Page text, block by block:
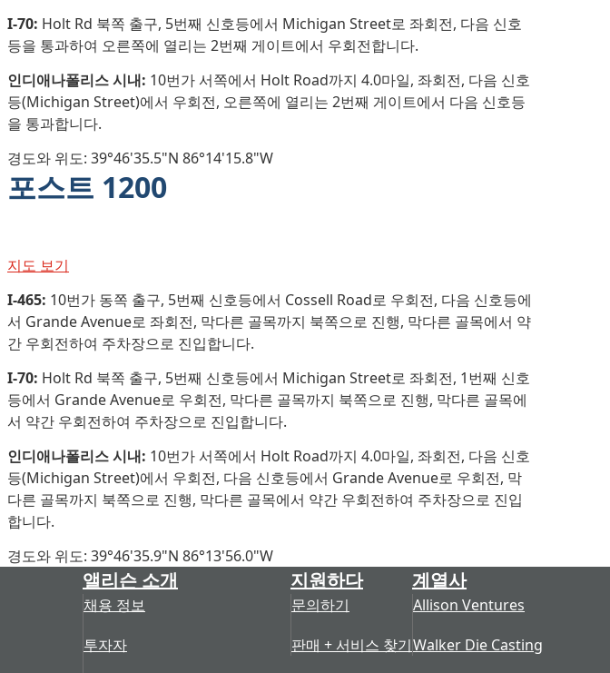
I-70: Holt Rd 북쪽 출구, 5번째 신호등에서 Michigan Street로 좌회전, 다음 신호
등을 통과하여 오른쪽에 열리는 2번째 게이트에서 우회전합니다.
인디애나폴리스 시내: 10번가 서쪽에서 Holt Road까지 4.0마일, 좌회전, 다음 신호
등(Michigan Street)에서 우회전, 오른쪽에 열리는 2번째 게이트에서 다음 신호등
을 통과합니다.
경도와 위도: 39°46'35.5"N 86°14'15.8"W
포스트 1200
지도 보기
I-465: 10번가 동쪽 출구, 5번째 신호등에서 Cossell Road로 우회전, 다음 신호등에
서 Grande Avenue로 좌회전, 막다른 골목까지 북쪽으로 진행, 막다른 골목에서 약
간 우회전하여 주차장으로 진입합니다.
I-70: Holt Rd 북쪽 출구, 5번째 신호등에서 Michigan Street로 좌회전, 1번째 신호
등에서 Grande Avenue로 우회전, 막다른 골목까지 북쪽으로 진행, 막다른 골목에
서 약간 우회전하여 주차장으로 진입합니다.
인디애나폴리스 시내: 10번가 서쪽에서 Holt Road까지 4.0마일, 좌회전, 다음 신호
등(Michigan Street)에서 우회전, 다음 신호등에서 Grande Avenue로 우회전, 막
다른 골목까지 북쪽으로 진행, 막다른 골목에서 약간 우회전하여 주차장으로 진입
합니다.
경도와 위도: 39°46'35.9"N 86°13'56.0"W
앨리슨 소개
채용 정보
투자자
지원하다
문의하기
판매 + 서비스 찾기
계열사
Allison Ventures
Walker Die Casting